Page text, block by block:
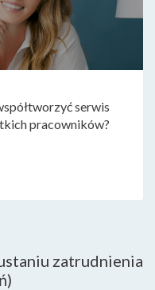
serwis
pracowników?
zatrudnienia